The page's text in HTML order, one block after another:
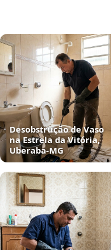
Desobstrução de Vaso
na Estrela da Vitória,
Uberaba‑MG